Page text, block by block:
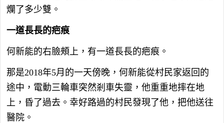
爛了多少雙。
一道長長的疤痕
何新能的右臉頰上，有一道長長的疤痕。
那是2018年5月的一天傍晚，何新能從村民家返回的
途中，電動三輪車突然剎車失靈，他重重地摔在地
上，昏了過去。幸好路過的村民發現了他，把他送往
醫院。